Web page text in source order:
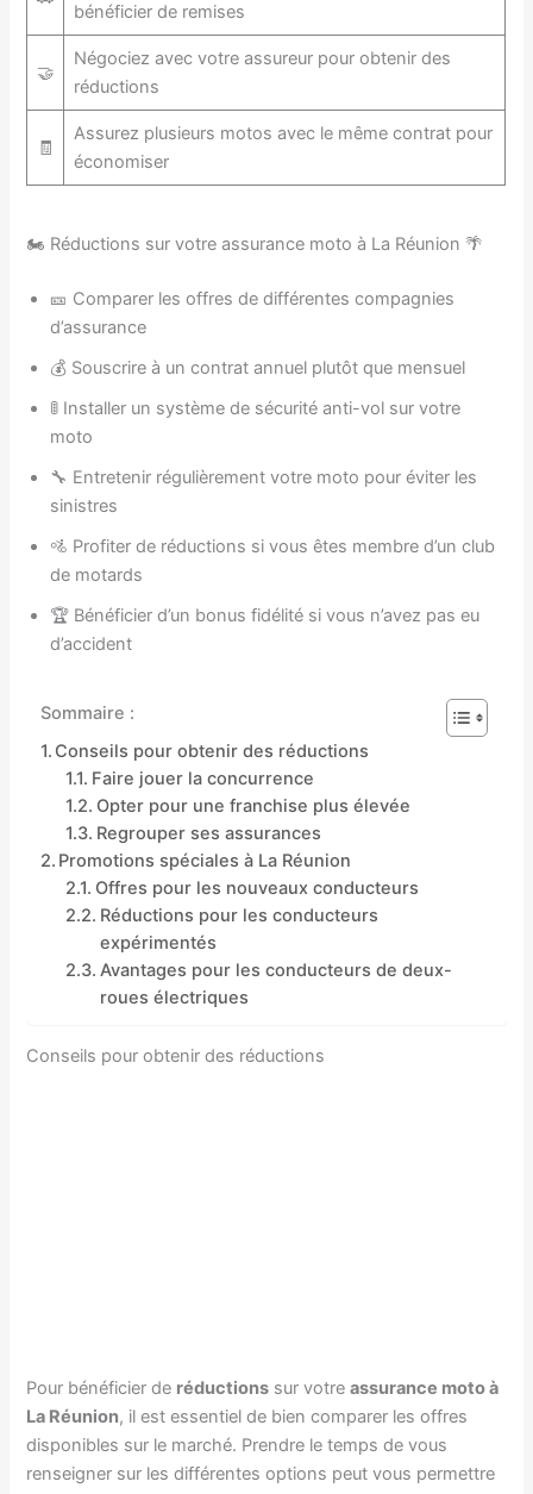
bénéficier de remises
🤝
Négociez avec votre assureur pour obtenir des
réductions
🧾
Assurez plusieurs motos avec le même contrat pour
économiser
🏍️ Réductions sur votre assurance moto à La Réunion 🌴
🎫 Comparer les offres de différentes compagnies
d’assurance
💰 Souscrire à un contrat annuel plutôt que mensuel
🚦 Installer un système de sécurité anti-vol sur votre
moto
🔧 Entretenir régulièrement votre moto pour éviter les
sinistres
🚵 Profiter de réductions si vous êtes membre d’un club
de motards
🏆 Bénéficier d’un bonus fidélité si vous n’avez pas eu
d’accident
Sommaire :
Conseils pour obtenir des réductions
Faire jouer la concurrence
Opter pour une franchise plus élevée
Regrouper ses assurances
Promotions spéciales à La Réunion
Offres pour les nouveaux conducteurs
Réductions pour les conducteurs
expérimentés
Avantages pour les conducteurs de deux-
roues électriques
Conseils pour obtenir des réductions
Pour bénéficier de réductions sur votreassurance moto à
La Réunion, il est essentiel de bien comparer les offres
disponibles sur le marché. Prendre le temps de vous
renseigner sur les différentes options peut vous permettre